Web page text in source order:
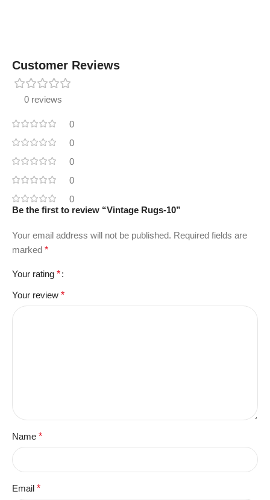
Customer Reviews
0 reviews
0
0
0
0
0
Be the first to review “Vintage Rugs-10”
Your email address will not be published. Required fields are
marked *
Your rating *
Your review *
Name *
Email *